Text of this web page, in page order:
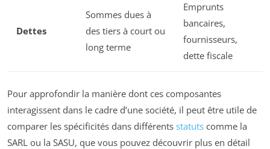
Dettes
Sommes dues à
des tiers à court ou
long terme
Emprunts
bancaires,
fournisseurs,
dette fiscale
Pour approfondir la manière dont ces composantes
interagissent dans le cadre d’une société, il peut être utile de
comparer les spécificités dans différents statuts comme la
SARL ou la SASU, que vous pouvez découvrir plus en détail